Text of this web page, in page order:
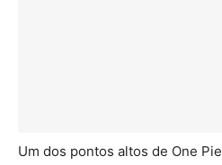
Um dos pontos altos de One